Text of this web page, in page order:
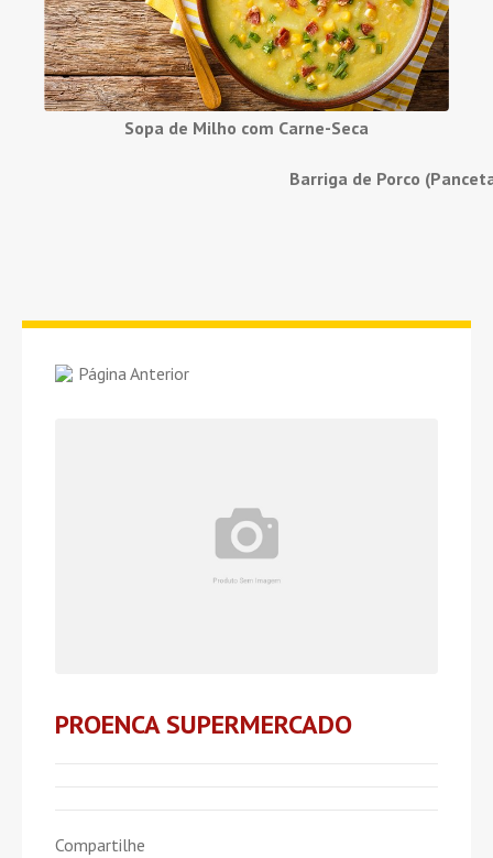
Sopa de Milho com Carne-Seca
Barriga de Porco
Página Anterior
PROENCA SUPERMERCADO
Compartilhe